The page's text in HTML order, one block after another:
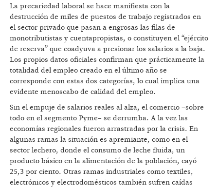
La precariedad laboral se hace manifiesta con la
destrucción de miles de puestos de trabajo registrados en
el sector privado que pasan a engrosas las filas de
monotributistas y cuentapropistas, o constituyen el “ejército
de reserva” que coadyuva a presionar los salarios a la baja.
Los propios datos oficiales confirman que prácticamente la
totalidad del empleo creado en el último año se
corresponde con estas dos categorías, lo cual implica una
evidente menoscabo de calidad del empleo.
Sin el empuje de salarios reales al alza, el comercio –sobre
todo en el segmento Pyme– se derrumba. A la vez las
economías regionales fueron arrastradas por la crisis. En
algunas ramas la situación es apremiante, como en el
sector lechero, donde el consumo de leche fluida, un
producto básico en la alimentación de la población, cayó
25,3 por ciento. Otras ramas industriales como textiles,
electrónicos y electrodomésticos también sufren caídas